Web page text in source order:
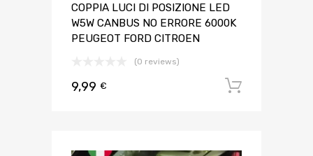
COPPIA LUCI DI POSIZIONE LED
W5W CANBUS NO ERRORE 6000K
PEUGEOT FORD CITROEN
(0 reviews)
9,99 €